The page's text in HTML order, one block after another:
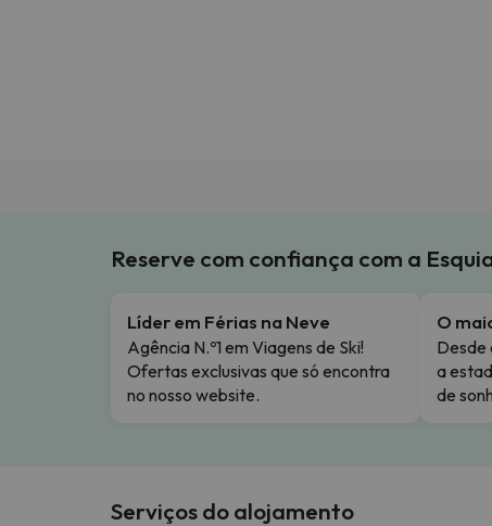
Reserve com confiança com a
Líder em Férias na Neve
Agência N.º1 em Viagens de Ski!
Ofertas exclusivas que só encontra
no nosso website.
O
Desde
a
de
Serviços do alojamento